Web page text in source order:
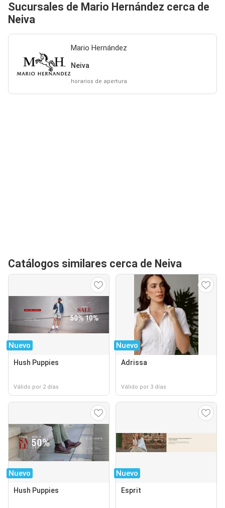
Sucursales de Mario Hernández cerca de
Neiva
Mario Hernández
Neiva
horarios de apertura
Catálogos similares cerca de Neiva
Nuevo
Hush Puppies
Válido por 2 días
Nuevo
Adrissa
Válido por 3 días
Nuevo
Hush Puppies
Nuevo
Esprit